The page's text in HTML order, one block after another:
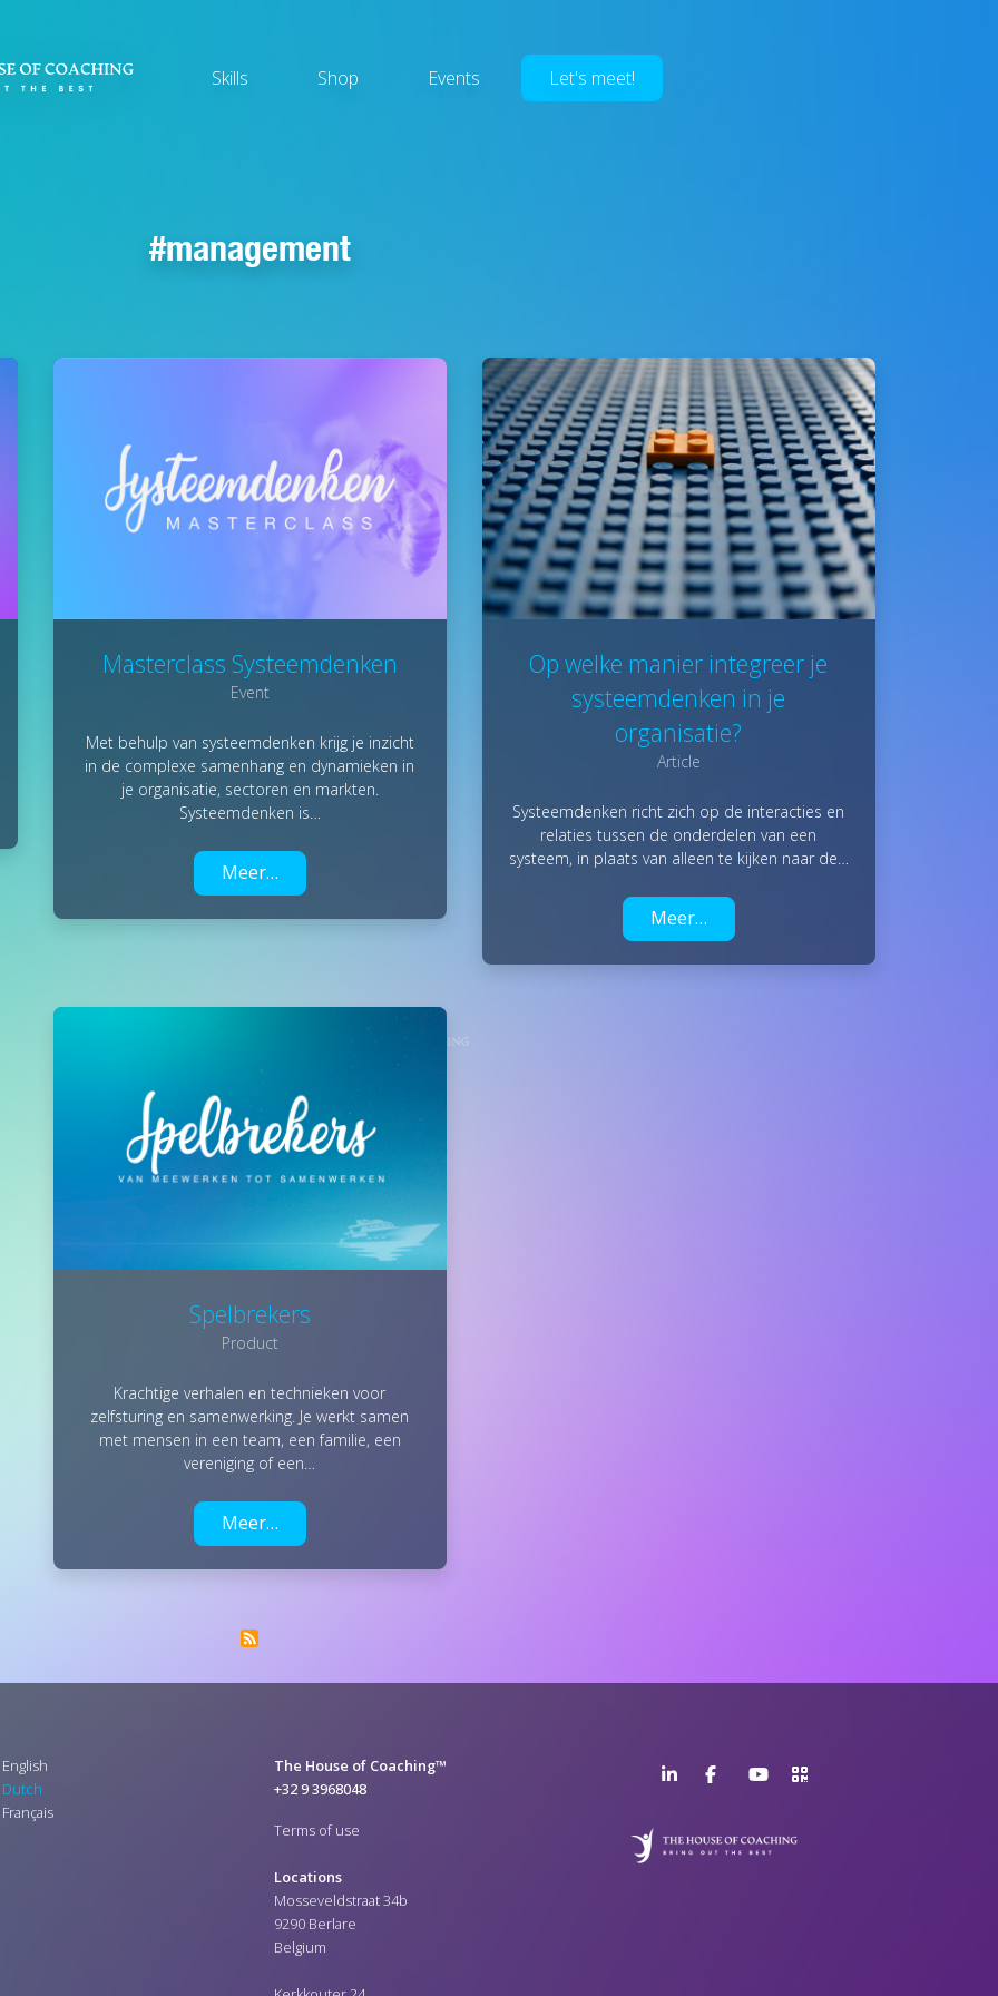
navigation
Skills Shop Events Let's meet!
management
Masterclass Systeemdenken
Event
Met behulp van systeemdenken krijg je inzicht
in de complexe samenhang en dynamieken in
je organisatie, sectoren en markten.
Systeemdenken is…
Meer…
Op welke manier integreer je
systeemdenken in je
organisatie?
Article
Systeemdenken richt zich op de interacties en
relaties tussen de onderdelen van een
systeem, in plaats van alleen te kijken naar de…
Meer…
Spelbrekers
Product
Krachtige verhalen en technieken voor
zelfsturing en samenwerking. Je werkt samen
met mensen in een team, een familie, een
vereniging of een…
Meer…
English
Dutch
Français
The House of Coaching™
+32 9 3968048
Terms of use
Locations
Mosseveldstraat 34b
9290 Berlare
Belgium
PagePageChannel
QR